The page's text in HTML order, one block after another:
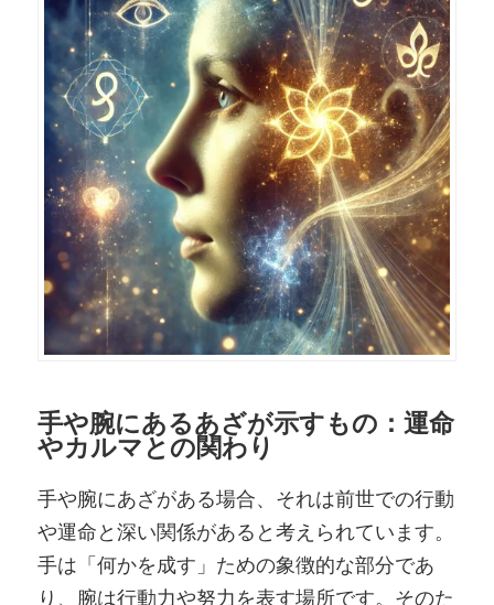
手や腕にあるあざが示すもの：運命
やカルマとの関わり
手や腕にあざがある場合、それは前世での行動
や運命と深い関係があると考えられています。
手は「何かを成す」ための象徴的な部分であ
り、腕は行動力や努力を表す場所です。そのた